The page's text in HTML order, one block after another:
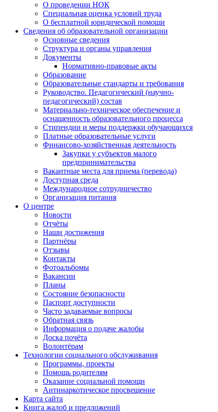
О проведении НОК
Специальная оценка условий труда
О бесплатной юридической помощи
Сведения об образовательной организации
Основные сведения
Структура и органы управления
Документы
Нормативно-правовые акты
Образование
Образовательные стандарты и требования
Руководство. Педагогический (научно-
педагогический) состав
Материально-техническое обеспечение и
оснащенность образовательного процесса
Стипендии и меры поддержки обучающихся
Платные образовательные услуги
Финансово-хозяйственная деятельность
Закупки у субъектов малого
предпринимательства
Вакантные места для приема (перевода)
Доступная среда
Международное сотрудничество
Организация питания
О центре
Новости
Отчёты
Наши достижения
Партнёры
Отзывы
Контакты
Фотоальбомы
Вакансии
Планы
Состояние безопасности
Паспорт доступности
Часто задаваемые вопросы
Обратная связь
Информация о подаче жалобы
Доска почёта
Волонтёрам
Технологии социального обслуживания
Программы, проекты
Помощь родителям
Оказание социальной помощи
Антинаркотическое просвещение
Карта сайта
Книга жалоб и предложений